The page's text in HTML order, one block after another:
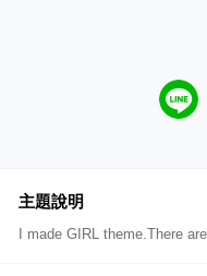
主題說明
I made GIRL theme.There